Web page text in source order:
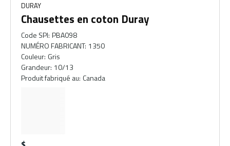
DURAY
Chausettes en coton Duray
Code SPI: PBA098
NUMÉRO FABRICANT: 1350
Couleur: Gris
Grandeur: 10/13
Produit fabriqué au: Canada